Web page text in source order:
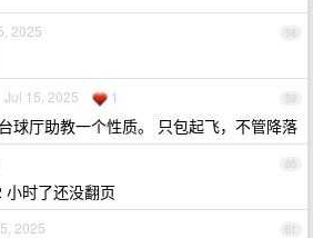
58
2025
59
Jul 15, 2025 1
球厅助教一个性质。 只包起飞，不管降落
60
时了还没翻页
61
2025